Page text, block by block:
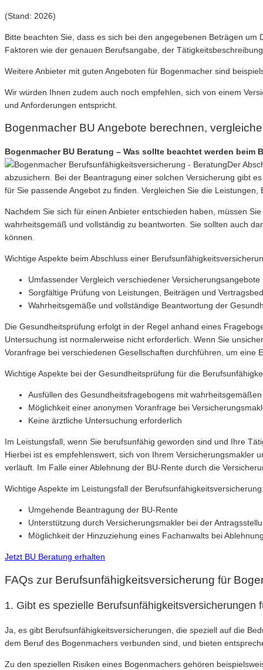
(Stand: 2026)
Bitte beachten Sie, dass es sich bei den angegebenen Beträgen
Faktoren wie der genauen Berufsangabe, der
Weitere Anbieter mit guten Angeboten für Bogenmacher sind
Wir würden Ihnen zudem auch noch empfehlen, sich von einem
und Anforderungen entspricht.
Bogenmacher BU Angebote berechnen,
Bogenmacher BU Beratung – Was sollte beachtet werden beim
Der
abzusichern. Bei der Beantragung einer solchen Versicherung gibt
für Sie passende Angebot zu finden. Vergleichen Sie die
Nachdem Sie sich für einen Anbieter entschieden haben, müssen
wahrheitsgemäß und vollständig zu beantworten. Sie sollten auch
können.
Wichtige Aspekte beim Abschluss einer
Umfassender Vergleich verschiedener Versicherungsangebote
Sorgfältige Prüfung von Leistungen, Beiträgen und
Wahrheitsgemäße und vollständige Beantwortung der
Die Gesundheitsprüfung erfolgt in der Regel anhand eines
Untersuchung ist normalerweise nicht erforderlich. Wenn Sie
Voranfrage bei verschiedenen Gesellschaften durchführen, um eine
Wichtige Aspekte bei der Gesundheitsprüfung für die
Ausfüllen des Gesundheitsfragebogens mit
Möglichkeit einer anonymen Voranfrage bei
Keine ärztliche Untersuchung erforderlich
Im Leistungsfall, wenn Sie berufsunfähig geworden sind und Ihre
Hierbei ist es empfehlenswert, sich von Ihrem Versicherungsmakler
verläuft. Im Falle einer Ablehnung der BU-Rente durch die
Wichtige Aspekte im Leistungsfall der
Umgehende Beantragung der BU-Rente
Unterstützung durch Versicherungsmakler bei der
Möglichkeit der Hinzuziehung eines Fachanwalts bei
Jetzt BU Beratung erhalten
FAQs zur Berufsunfähigkeitsversicherung für
1. Gibt es spezielle Berufsunfähigkeitsversicherungen
Ja, es gibt Berufsunfähigkeitsversicherungen, die speziell auf die
dem Beruf des Bogenmachers verbunden sind, und bieten
Zu den speziellen Risiken eines Bogenmachers gehören